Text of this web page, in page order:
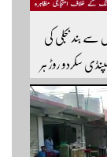
شکور آباد بگاردو کےعوام مسلسل 10 دونوں سے بند بجلی کی
سکردو روڑ ہر
چینل کو